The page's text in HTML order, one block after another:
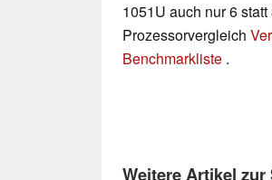
1051U auch nur 6
Prozessorvergleich
Benchmarkliste .
Weitere Artikel zur